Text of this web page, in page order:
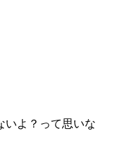
いよ？って思いな